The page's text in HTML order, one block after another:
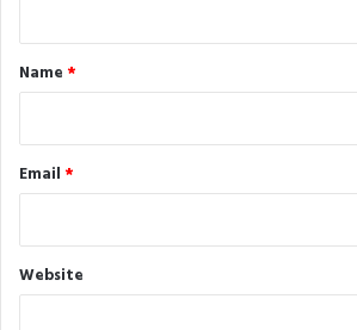
*
Name *
Email *
Website